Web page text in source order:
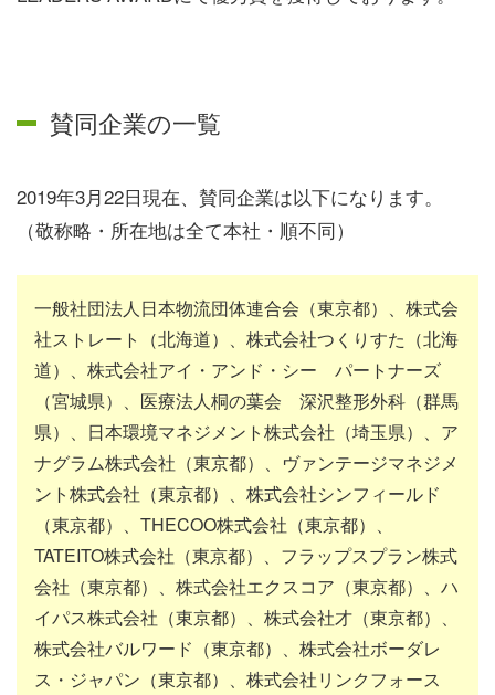
賛同企業の一覧
2019年3月22日現在、賛同企業は以下になります。
（敬称略・所在地は全て本社・順不同）
一般社団法人日本物流団体連合会（東京都）、株式会
社ストレート（北海道）、株式会社つくりすた（北海
道）、株式会社アイ・アンド・シー パートナーズ
（宮城県）、医療法人桐の葉会 深沢整形外科（群馬
県）、日本環境マネジメント株式会社（埼玉県）、ア
ナグラム株式会社（東京都）、ヴァンテージマネジメ
ント株式会社（東京都）、株式会社シンフィールド
（東京都）、THECOO株式会社（東京都）、
TATEITO株式会社（東京都）、フラップスプラン株式
会社（東京都）、株式会社エクスコア（東京都）、ハ
イパス株式会社（東京都）、株式会社才（東京都）、
株式会社バルワード（東京都）、株式会社ボーダレ
ス・ジャパン（東京都）、株式会社リンクフォース